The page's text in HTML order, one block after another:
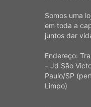
Somos uma
em toda a
juntos dar
Endereço:
– Jd São
Paulo/SP
Limpo)